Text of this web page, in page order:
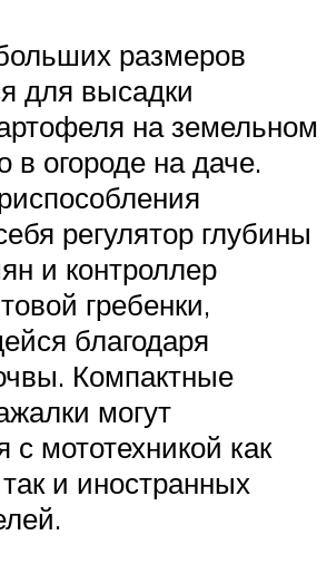
размеров
для высадки
на земельном
в огороде на даче.
регулятор глубины
и контроллер
гребенки,
благодаря
Компактные
могут
с мототехникой как
и иностранных